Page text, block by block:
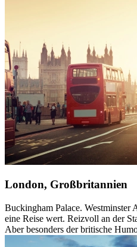
London, Großbritannien
Buckingham Palace. Westminster
eine Reise wert. Reizvoll an der
Aber besonders der britische